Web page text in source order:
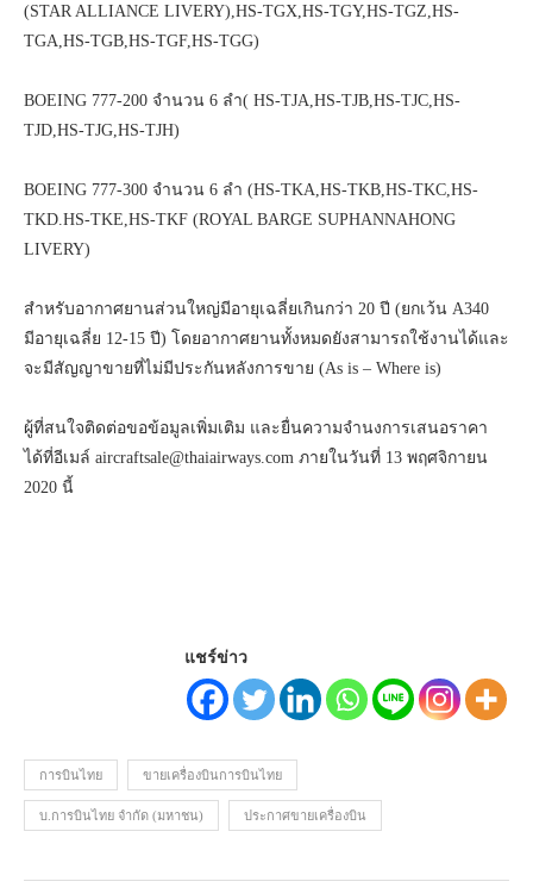
(STAR ALLIANCE LIVERY),HS-TGX,HS-TGY,HS-TGZ,HS-
TGA,HS-TGB,HS-TGF,HS-TGG)
BOEING 777-200 จำนวน 6 ลำ( HS-TJA,HS-TJB,HS-TJC,HS-
TJD,HS-TJG,HS-TJH)
BOEING 777-300 จำนวน 6 ลำ (HS-TKA,HS-TKB,HS-TKC,HS-
TKD.HS-TKE,HS-TKF (ROYAL BARGE SUPHANNAHONG
LIVERY)
สำหรับอากาศยานส่วนใหญ่มีอายุเฉลี่ยเกินกว่า 20 ปี (ยกเว้น A340
มีอายุเฉลี่ย 12-15 ปี) โดยอากาศยานทั้งหมดยังสามารถใช้งานได้และ
จะมีสัญญาขายที่ไม่มีประกันหลังการขาย (As is – Where is)
ผู้ที่สนใจติดต่อขอข้อมูลเพิ่มเติม และยื่นความจำนงการเสนอราคา
ได้ที่อีเมล์ aircraftsale@thaiairways.com ภายในวันที่ 13 พฤศจิกายน
2020 นี้
แชร์ข่าว
การบินไทย ขายเครื่องบินการบินไทย
บ.การบินไทย จำกัด (มหาชน) ประกาศขายเครื่องบิน